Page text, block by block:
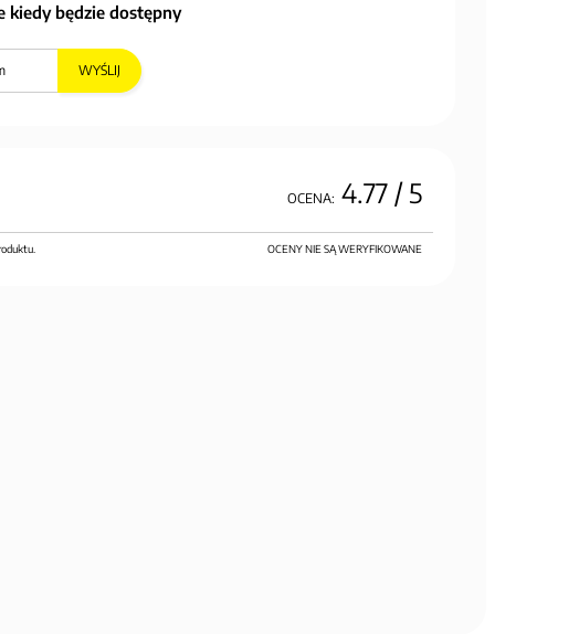
kiedy będzie dostępny
WYŚLIJ
OCENA: 4.77/ 5
OCENY NIE SĄ WERYFIKOWANE